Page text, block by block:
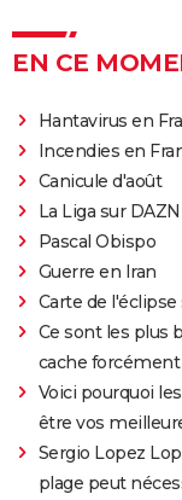
EN CE
Hantavirus en
Incendies en
Canicule d'août
La Liga sur DAZN
Pascal Obispo
Guerre en Iran
Carte de l'éclipse
Ce sont les plus
cache
Voici pourquoi
être vos
Sergio Lopez
plage peut